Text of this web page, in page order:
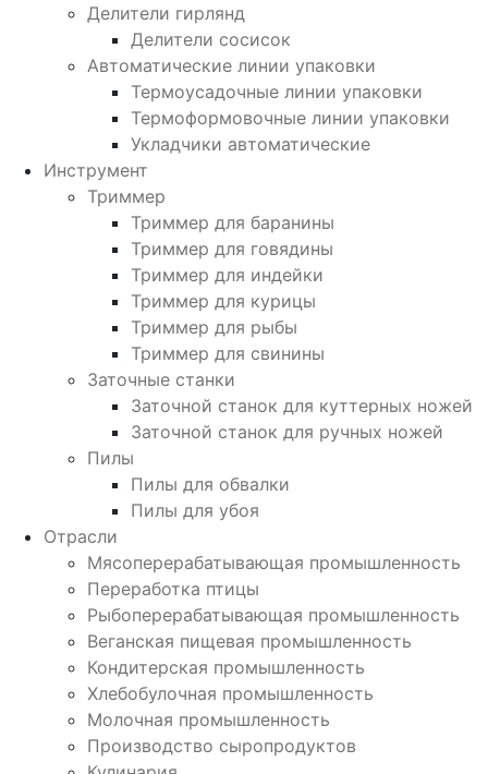
Делители гирлянд
Делители сосисок
Автоматические линии упаковки
Термоусадочные линии упаковки
Термоформовочные линии упаковки
Укладчики автоматические
Инструмент
Триммер
Триммер для баранины
Триммер для говядины
Триммер для индейки
Триммер для курицы
Триммер для рыбы
Триммер для свинины
Заточные станки
Заточной станок для куттерных ножей
Заточной станок для ручных ножей
Пилы
Пилы для обвалки
Пилы для убоя
Отрасли
Мясоперерабатывающая промышленность
Переработка птицы
Рыбоперерабатывающая промышленность
Веганская пищевая промышленность
Кондитерская промышленность
Хлебобулочная промышленность
Молочная промышленность
Производство сыропродуктов